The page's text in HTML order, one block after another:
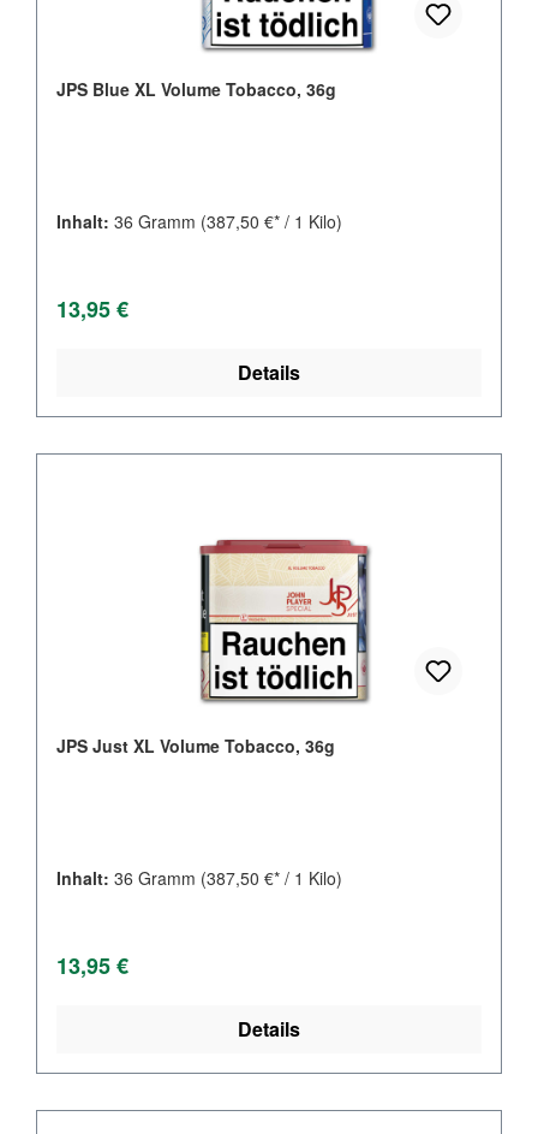
JPS Blue XL Volume Tobacco, 36g
Inhalt: 36 Gramm (387,50 €* / 1 Kilo)
Regulärer Preis:
13,95 €
Details
JPS Just XL Volume Tobacco, 36g
Inhalt: 36 Gramm (387,50 €* / 1 Kilo)
Regulärer Preis:
13,95 €
Details